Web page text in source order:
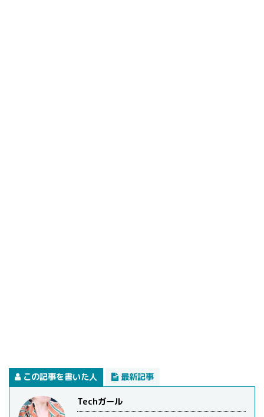
この記事を書いた人 最新記事
Techガール